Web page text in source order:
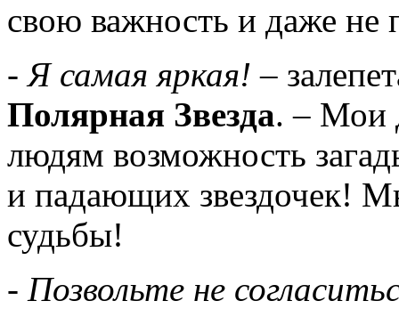
свою важность и даже не
- Я самая яркая!–
Полярная Звезда. – Мои
людям возможность
и падающих звездочек!
судьбы!
- Позвольте не